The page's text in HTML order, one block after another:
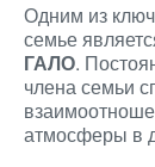
Одним из
семье
ГАЛО.
члена семьи
атмосферы в